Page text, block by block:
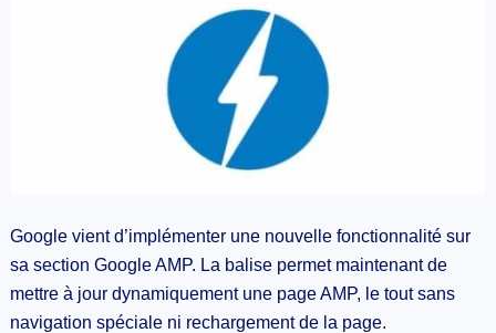
Google vient d’implémenter une nouvelle fonctionnalité sur
sa section Google AMP. La balise permet maintenant de
mettre à jour dynamiquement une page AMP, le tout sans
navigation spéciale ni rechargement de la page.